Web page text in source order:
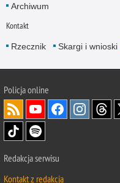
Archiwum
Kontakt
Rzecznik Skargi i wnioski
Policjaonline
Redakcja serwisu
Kontakt z redakcją